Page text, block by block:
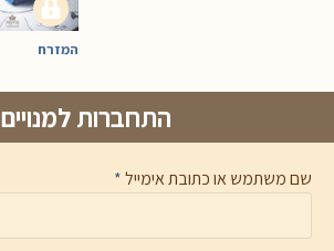
המזרח
התחברות למנויים
שם משתמש או כתובת אימייל*